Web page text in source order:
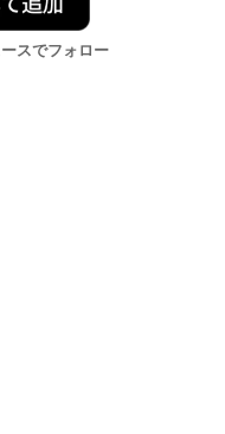
スでフォロー